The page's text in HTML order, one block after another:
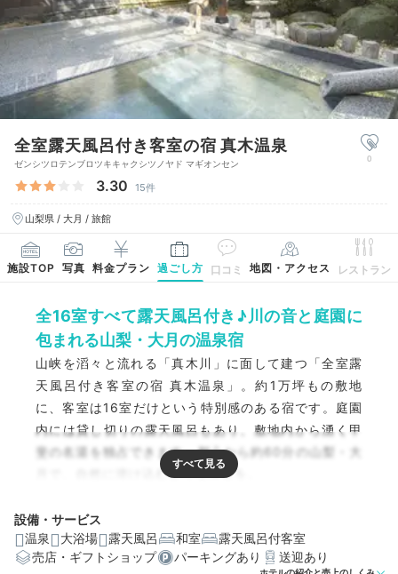
全室露天風呂付き客室の宿 真木温泉
ゼンシツロテンブロツキキャクシツノヤド マギオンセン
3.30 15件
山梨県 / 大月 / 旅館
0
施設TOP 写真 料金プラン 過ごし方 口コミ 地図・アクセス レストラン
全16室すべて露天風呂付き♪川の音と庭園に
包まれる山梨・大月の温泉宿
山峡を滔々と流れる「真木川」に面して建つ「全室露
天風呂付き客室の宿 真木温泉」。約1万坪もの敷地
に、客室は16室だけという特別感のある宿です。庭園
内には貸し切りの露天風呂もあり、敷地内から湧く甲
斐の名湯を独占できます。都心から約60分の山梨・大
月で、自然に溶け込むような滞在を。
編集部おすすめの３つのポイント
設備・サービス
温泉
大浴場 露天風呂 和室
露天風呂付客室
売店・ギフトショップ
パーキングあり 送迎あり